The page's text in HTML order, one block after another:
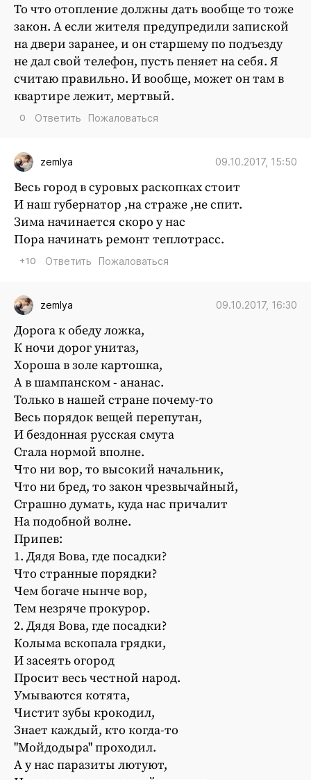
То что отопление должны дать вообще то тоже
закон. А если жителя предупредили запиской
на двери заранее, и он старшему по подъезду
не дал свой телефон, пусть пеняет на себя. Я
считаю правильно. И вообще, может он там в
квартире лежит, мертвый.
0 Ответить Пожаловаться
zemlya 09.10.2017, 15:50
Весь город в суровых раскопках стоит
И наш губернатор ,на страже ,не спит.
Зима начинается скоро у нас
Пора начинать ремонт теплотрасс.
+10 Ответить Пожаловаться
zemlya 09.10.2017, 16:30
Дорога к обеду ложка,
К ночи дорог унитаз,
Хороша в золе картошка,
А в шампанском - ананас.
Только в нашей стране почему-то
Весь порядок вещей перепутан,
И бездонная русская смута
Стала нормой вполне.
Что ни вор, то высокий начальник,
Что ни бред, то закон чрезвычайный,
Страшно думать, куда нас причалит
На подобной волне.
Припев:
1. Дядя Вова, где посадки?
Что странные порядки?
Чем богаче нынче вор,
Тем незряче прокурор.
2. Дядя Вова, где посадки?
Колыма вскопала грядки,
И засеять огород
Просит весь честной народ.
Умываются котята,
Чистит зубы крокодил,
Знает каждый, кто когда-то
"Мойдодыра" проходил.
А у нас паразиты лютуют,